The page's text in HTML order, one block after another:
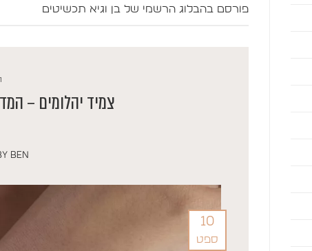
פורסם בהבלוג הרשמי של בן וגיא תכשיטים
צמיד יהלומים –
BEN
10
ספט